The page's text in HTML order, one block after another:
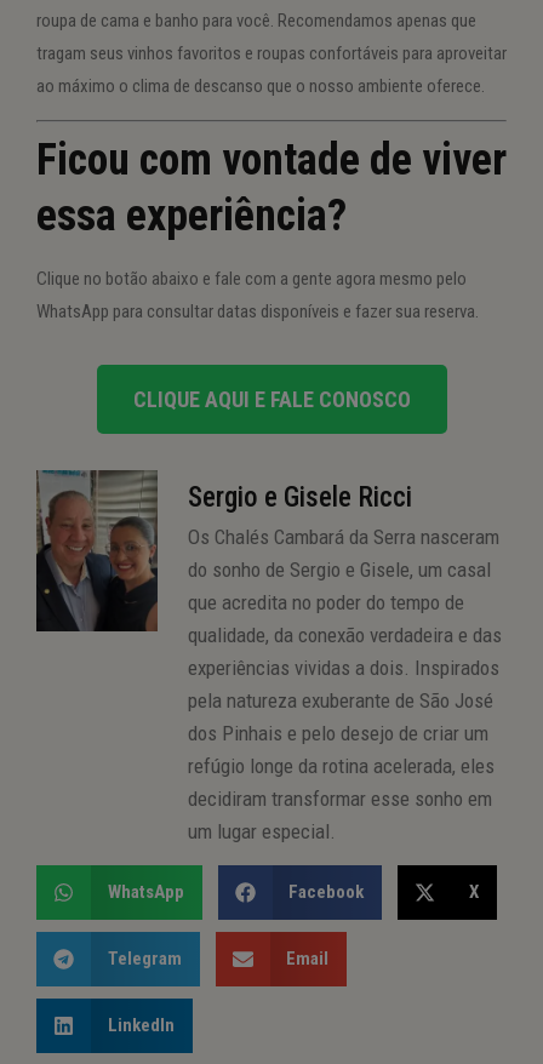
roupa de cama e banho para você. Recomendamos apenas que
tragam seus vinhos favoritos e roupas confortáveis para aproveitar
ao máximo o clima de descanso que o nosso ambiente oferece.
Ficou com vontade de viver
essa experiência?
Clique no botão abaixo e fale com a gente agora mesmo pelo
WhatsApp para consultar datas disponíveis e fazer sua reserva.
CLIQUE AQUI E FALE CONOSCO
Sergio e Gisele Ricci
Os Chalés Cambará da Serra nasceram
do sonho de Sergio e Gisele, um casal
que acredita no poder do tempo de
qualidade, da conexão verdadeira e das
experiências vividas a dois. Inspirados
pela natureza exuberante de São José
dos Pinhais e pelo desejo de criar um
refúgio longe da rotina acelerada, eles
decidiram transformar esse sonho em
um lugar especial.
WhatsApp Facebook X
Telegram Email
LinkedIn